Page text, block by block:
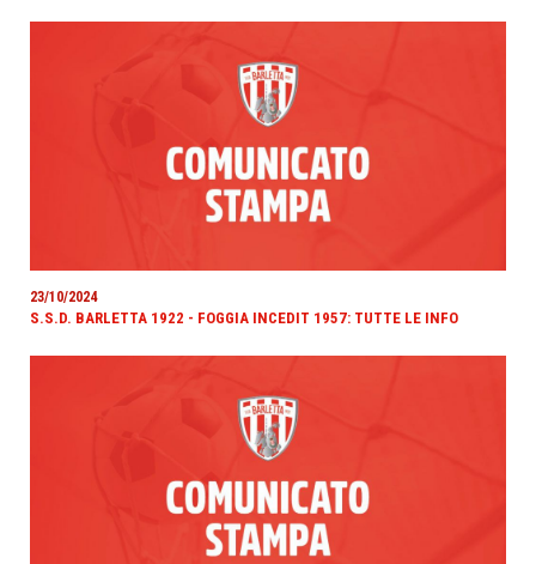
23/10/2024
S.S.D. BARLETTA 1922 - FOGGIA INCEDIT 1957: TUTTE LE INFO